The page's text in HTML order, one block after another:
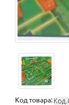
Код товара: